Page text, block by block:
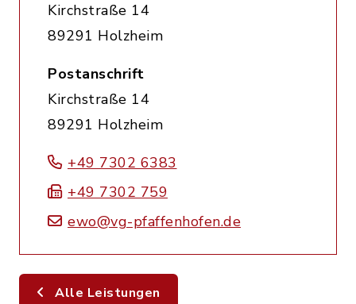
Kirchstraße 14
89291 Holzheim
Postanschrift
Kirchstraße 14
89291 Holzheim
+49 7302 6383
+49 7302 759
ewo@vg-pfaffenhofen.de
Alle Leistungen